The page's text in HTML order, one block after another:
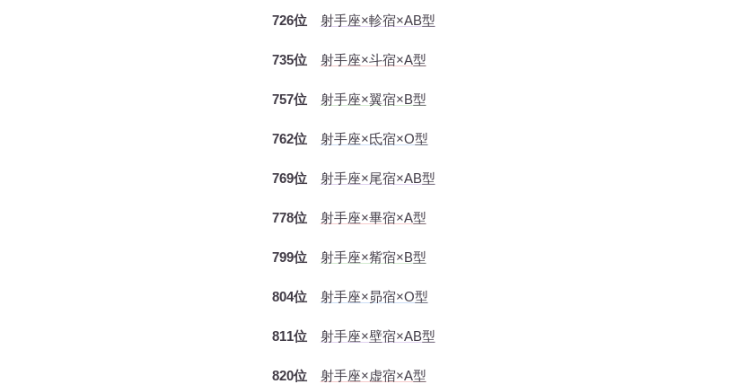
726位 射手座×軫宿×AB型
735位 射手座×斗宿×A型
757位 射手座×翼宿×B型
762位 射手座×氐宿×O型
769位 射手座×尾宿×AB型
778位 射手座×畢宿×A型
799位 射手座×觜宿×B型
804位 射手座×昴宿×O型
811位 射手座×壁宿×AB型
820位 射手座×虚宿×A型